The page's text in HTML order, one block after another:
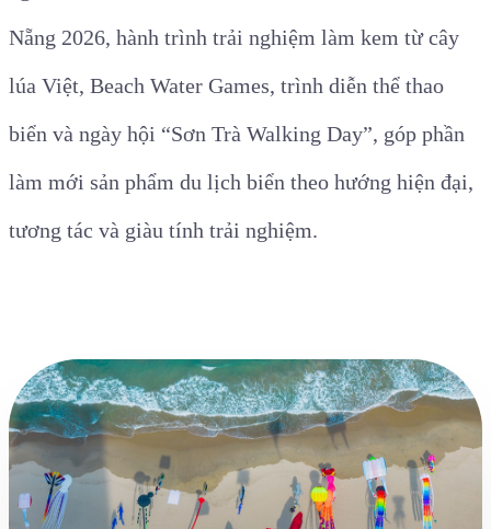
Nẵng 2026, hành trình trải nghiệm làm kem từ cây
lúa Việt, Beach Water Games, trình diễn thể thao
biển và ngày hội “Sơn Trà Walking Day”, góp phần
làm mới sản phẩm du lịch biển theo hướng hiện đại,
tương tác và giàu tính trải nghiệm.